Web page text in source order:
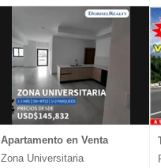
Apartamento en Venta
Zona Universitaria